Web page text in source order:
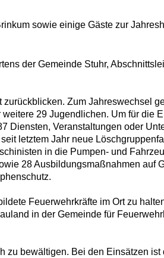
sowie einige Gäste zur
der Gemeinde Stuhr,
Zum Jahreswechsel
29 Jugendlichen. Um für die
Diensten, Veranstaltungen oder
letztem Jahr neue
in die Pumpen- und
28 Ausbildungsmaßnahmen auf
Feuerwehrkräfte im Ort zu
in der Gemeinde für
zu bewältigen. Bei den Einsätzen ist